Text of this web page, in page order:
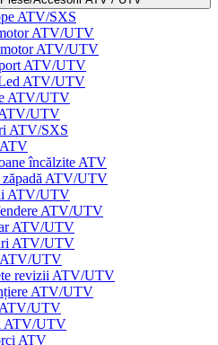
ATV/SXS
ATV/UTV
motor ATV/UTV
ATV/UTV
ATV/UTV
ATV/UTV
UTV
ATV/SXS
încălzite ATV
zăpadă ATV/UTV
ATV/UTV
ATV/UTV
ATV/UTV
ATV/UTV
UTV
revizii ATV/UTV
ATV/UTV
UTV
ATV/UTV
ATV